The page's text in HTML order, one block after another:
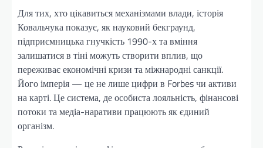
Для тих, хто цікавиться механізмами влади, історія
Ковальчука показує, як науковий бекграунд,
підприємницька гнучкість 1990-х та вміння
залишатися в тіні можуть створити вплив, що
переживає економічні кризи та міжнародні санкції.
Його імперія — це не лише цифри в Forbes чи активи
на карті. Це система, де особиста лояльність, фінансові
потоки та медіа-наративи працюють як єдиний
організм.